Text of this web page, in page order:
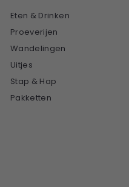
Eten & Drinken
Proeverijen
Wandelingen
Uitjes
Stap & Hap
Pakketten